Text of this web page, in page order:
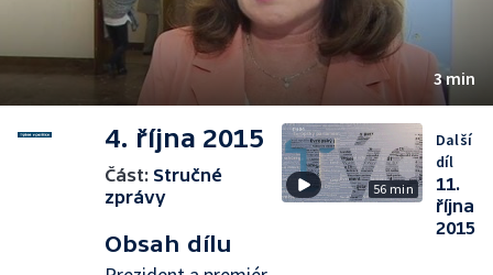
3 min
4. října 2015
Část: Stručné
zprávy
Obsah dílu
56 min
Další
díl
11.
října
2015